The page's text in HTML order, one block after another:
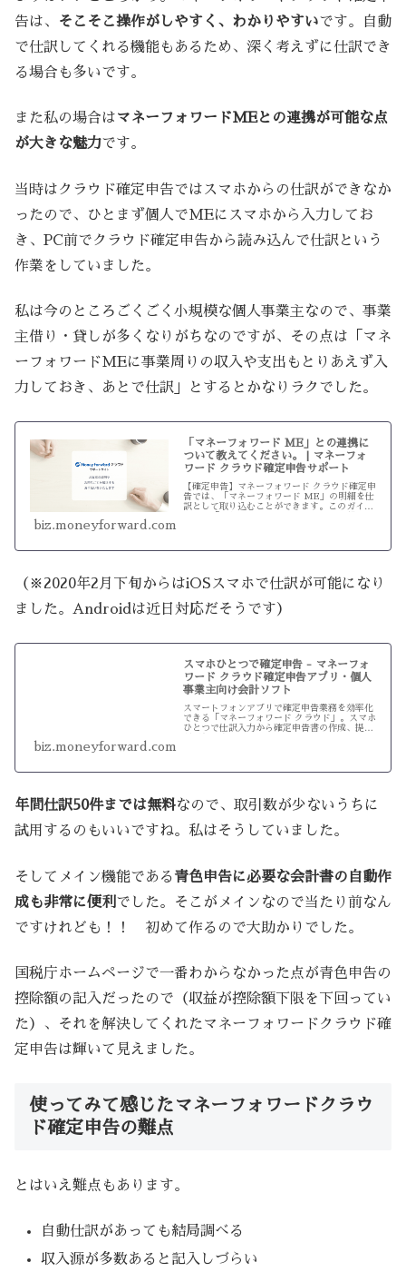
告は、
そこそこ操作がしやすく、わかりやすいです。自動
で仕訳してくれる機能もあるため、深く考えずに仕訳でき
る場合も多いです。
また私の場合はマネーフォワードMEとの連携が可能な点
が大きな魅力です。
当時はクラウド確定申告ではスマホからの仕訳ができなか
ったので、ひとまず個人でMEにスマホから入力してお
き、PC前でクラウド確定申告から読み込んで仕訳という
作業をしていました。
私は今のところごくごく小規模な個人事業主なので、事業
主借り・貸しが多くなりがちなのですが、その点は「マネ
ーフォワードMEに事業周りの収入や支出もとりあえず入
力しておき、あとで仕訳」とするとかなりラクでした。
「マネーフォワード ME」との連携に
ついて教えてください。 | マネーフォ
ワード クラウド確定申告サポート
【確定申告】マネーフォワード クラウド確定申
告では、「マネーフォワード ME」の明細を仕
訳として取り込むことができます。このガイド
biz.moneyforward.com
（※2020年2月下旬からはiOSスマホで仕訳が可能になり
ました。Androidは近日対応だそうです）
スマホひとつで確定申告 - マネーフォ
ワード クラウド確定申告アプリ・個人
事業主向け会計ソフト
スマートフォンアプリで確定申告業務を効率化
できる「マネーフォワード クラウド」。スマホ
ひとつで仕訳入力から確定申告書の作成、提出
biz.moneyforward.com
年間仕訳50件までは無料なので、取引数が少ないうちに
試用するのもいいですね。私はそうしていました。
そしてメイン機能である青色申告に必要な会計書の自動作
成も非常に便利 でした。そこがメインなので当たり前なん
ですけれども！！ 初めて作るので大助かりでした。
国税庁ホームページで一番わからなかった点が青色申告の
控除額の記入だったので（収益が控除額下限を下回ってい
た）、それを解決してくれたマネーフォワードクラウド確
定申告は輝いて見えました。
使ってみて感じたマネーフォワードクラウ
ド確定申告の難点
とはいえ難点もあります。
自動仕訳があっても結局調べる
収入源が多数あると記入しづらい